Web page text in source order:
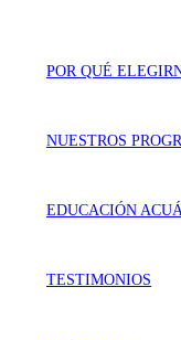
POR QUÉ
NUESTROS
EDUCACIÓN
TESTIMONIOS